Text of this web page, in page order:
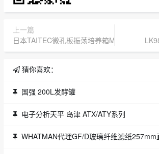
上一篇
日本TAITEC微孔板振荡培养箱MBR-022UP
猜你喜欢：
国强 200L发酵罐
电子分析天平 岛津 ATX/ATY系列
WHATMAN代理GF/D玻璃纤维滤纸257mm直径1823-